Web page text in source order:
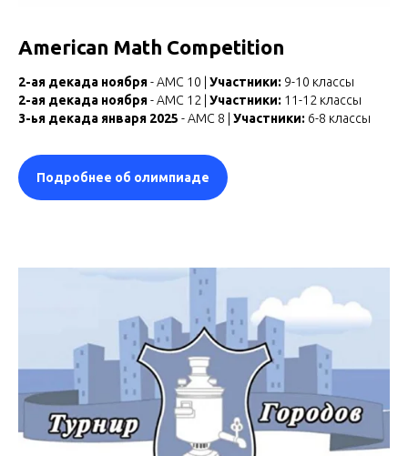
American Math Competition
2-ая декада ноября- АМС 10 | Участники: 9-10 классы
2-ая декада ноября- АМС 12 | Участники: 11-12 классы
3-ья декада января 2025 - АМС 8 | Участники: 6-8 классы
Подробнее об олимпиаде